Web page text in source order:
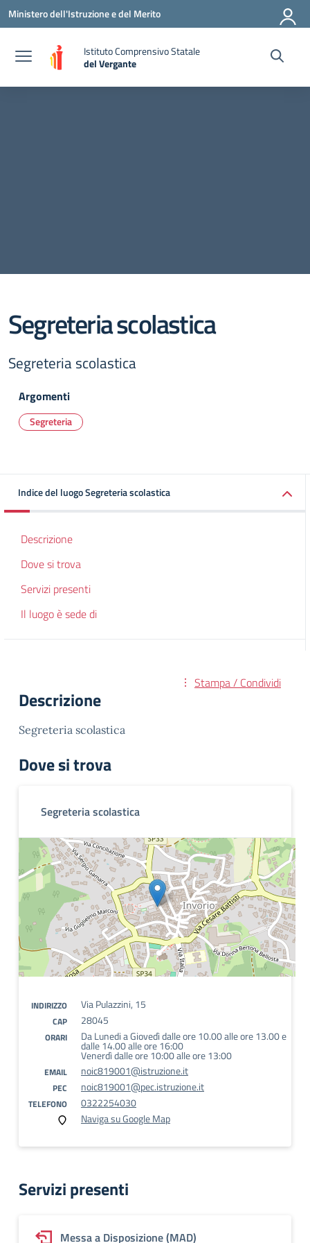
Vai ai contenuti
Vai al menu di navigazione
Vai al footer
Ministero dell'Istruzione e del Merito
Istituto Comprensivo Statale
del Vergante
— Visita la pagina iniziale della scuola
Segreteria scolastica
Segreteria scolastica
Argomenti
Segreteria
Indice del luogo Segreteria scolastica
Descrizione
Dove si trova
Servizi presenti
Il luogo è sede di
Stampa / Condividi
Descrizione
Segreteria scolastica
Dove si trova
Segreteria scolastica
INDIRIZZO Via Pulazzini, 15
CAP 28045
ORARI Da Lunedi a Giovedì dalle ore 10.00 alle ore 13.00 e
dalle 14.00 alle ore 16:00
Venerdì dalle ore 10:00 alle ore 13:00
EMAIL noic819001@istruzione.it
PEC noic819001@pec.istruzione.it
TELEFONO
0322254030
Naviga su Google Map
Servizi presenti
Messa a Disposizione (MAD)